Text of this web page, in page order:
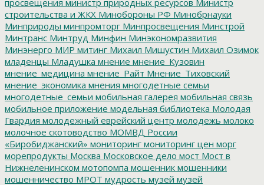
строительства и ЖКХ Минобороны РФ Минобрнауки
Минприроды минпромторг Минпросвещения Минстрой
Минтранс Минтруд Минфин Минэкономразвития
Минэнерго МИР митинг Михаил Мишустин Михаил Озимок
младенцы Младушка мнение мнение_Кузовин
мнение_медицина мнение_Райт Мнение_Тиховский
мнение_экономика мнения многодетные семьи
многодетные_семьи мобильная галерея мобильная связь
мобильное приложение модельная библиотека Молодая
Гвардия молодежный еврейский центр молодежь молоко
молочное скотоводство МОМВД России
«Биробиджанский» мониторинг мониторинг цен морг
морепродукты Москва Московское дело мост Мост в
Нижнеленинском мотопомпа мошенник мошенники
мошенничество МРОТ мудрость музей музей